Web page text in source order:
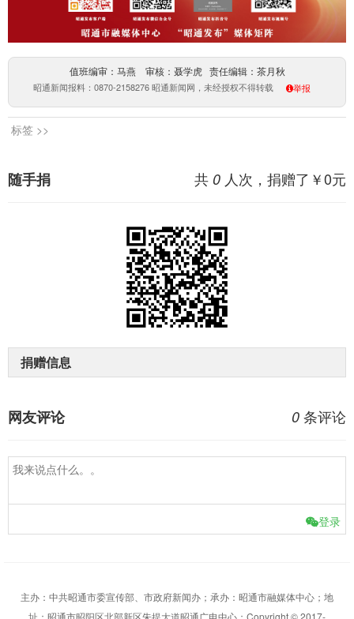
值班编审：马燕 审核：聂学虎 责任编辑：茶月秋
昭通新闻报料：0870-2158276 昭通新闻网，未经授权不得转载 举报
标签 >>
共 0 人次，捐赠了￥0元
随手捐
捐赠信息
0 条评论
网友评论
登录
主办：中共昭通市委宣传部、市政府新闻办；承办：昭通市融媒体中心；地
址：昭通市昭阳区北部新区朱提大道昭通广电中心；Copyright © 2017-